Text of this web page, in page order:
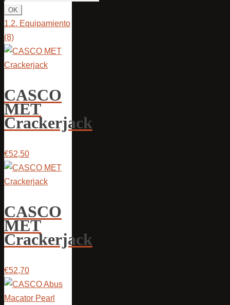
1.2. Equipamiento
(8)
CASCO
MET
Crackerjack
€52,50
CASCO
MET
Crackerjack
€52,70